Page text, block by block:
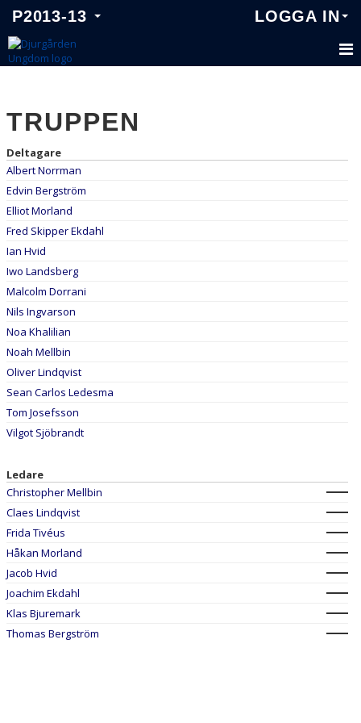
P2013-13 LOGGA IN
TRUPPEN
KALENDER
MATCHER
DOKUMENT
TRUPPEN
Deltagare
Albert Norrman
Edvin Bergström
Elliot Morland
Fred Skipper Ekdahl
Ian Hvid
Iwo Landsberg
Malcolm Dorrani
Nils Ingvarson
Noa Khalilian
Noah Mellbin
Oliver Lindqvist
Sean Carlos Ledesma
Tom Josefsson
Vilgot Sjöbrandt
Ledare
Christopher Mellbin
Claes Lindqvist
Frida Tivéus
Håkan Morland
Jacob Hvid
Joachim Ekdahl
Klas Bjuremark
Thomas Bergström